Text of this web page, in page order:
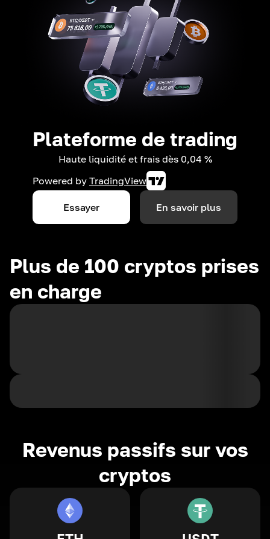
Plateforme de trading
Haute liquidité et frais dès 0,04 %
Powered by TradingView
Essayer En savoir plus
Plus de 100 cryptos prises
en charge
Revenus passifs sur vos
cryptos